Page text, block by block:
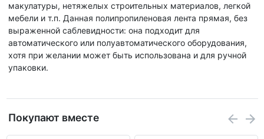
макулатуры, нетяжелых строительных материалов, легкой
мебели и т.п. Данная полипропиленовая лента прямая, без
выраженной саблевидности: она подходит для
автоматического или полуавтоматического оборудования,
хотя при желании может быть использована и для ручной
упаковки.
Покупают вместе